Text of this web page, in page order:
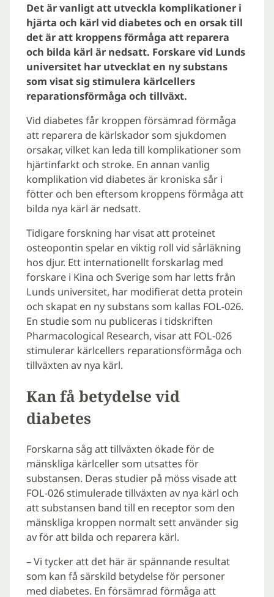
Det är vanligt att utveckla komplikationer i
hjärta och kärl vid diabetes och en orsak till
det är att kroppens förmåga att reparera
och bilda kärl är nedsatt. Forskare vid Lunds
universitet har utvecklat en ny substans
som visat sig stimulera kärlcellers
reparationsförmåga och tillväxt.
Vid diabetes får kroppen försämrad förmåga
att reparera de kärlskador som sjukdomen
orsakar, vilket kan leda till komplikationer som
hjärtinfarkt och stroke. En annan vanlig
komplikation vid diabetes är kroniska sår i
fötter och ben eftersom kroppens förmåga att
bilda nya kärl är nedsatt.
Tidigare forskning har visat att proteinet
osteopontin spelar en viktig roll vid sårläkning
hos djur. Ett internationellt forskarlag med
forskare i Kina och Sverige som har letts från
Lunds universitet, har modifierat detta protein
och skapat en ny substans som kallas FOL-026.
En studie som nu publiceras i tidskriften
Pharmacological Research, visar att FOL-026
stimulerar kärlcellers reparationsförmåga och
tillväxten av nya kärl.
Kan få betydelse vid
diabetes
Forskarna såg att tillväxten ökade för de
mänskliga kärlceller som utsattes för
substansen. Deras studier på möss visade att
FOL-026 stimulerade tillväxten av nya kärl och
att substansen band till en receptor som den
mänskliga kroppen normalt sett använder sig
av för att bilda och reparera kärl.
– Vi tycker att det här är spännande resultat
som kan få särskild betydelse för personer
med diabetes. En försämrad förmåga att